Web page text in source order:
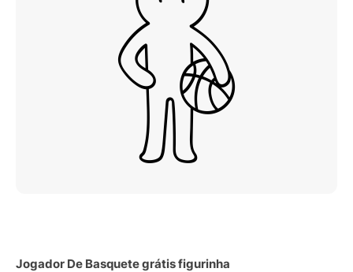
Jogador De Basquete grátis figurinha